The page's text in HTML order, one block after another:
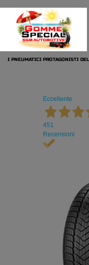
I PNEUMATICI PROTAGONISTI
Eccellente
451
Recensioni